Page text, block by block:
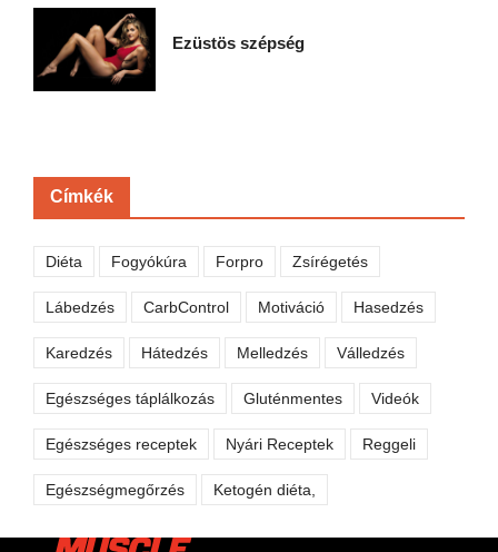
Ezüstös szépség
Címkék
Diéta Fogyókúra Forpro Zsírégetés
Lábedzés CarbControl Motiváció Hasedzés
Karedzés Hátedzés Melledzés Válledzés
Egészséges táplálkozás Gluténmentes Videók
Egészséges receptek Nyári Receptek Reggeli
Egészségmegőrzés Ketogén diéta,